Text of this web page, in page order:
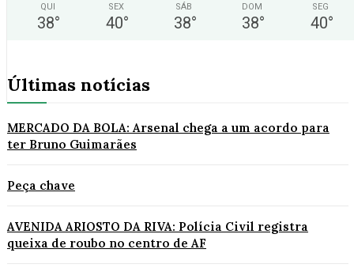
QUI
38°
SEX
40°
SÁB
38°
DOM
38°
SEG
40°
Últimas notícias
MERCADO DA BOLA: Arsenal chega a um acordo para
ter Bruno Guimarães
Peça chave
AVENIDA ARIOSTO DA RIVA: Polícia Civil registra
queixa de roubo no centro de AF